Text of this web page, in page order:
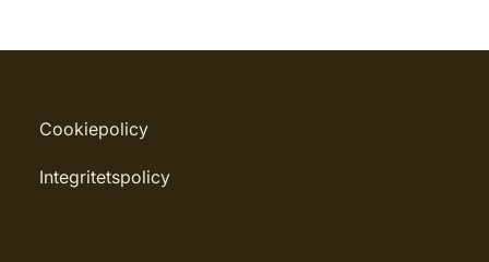
Cookiepolicy
Integritetspolicy